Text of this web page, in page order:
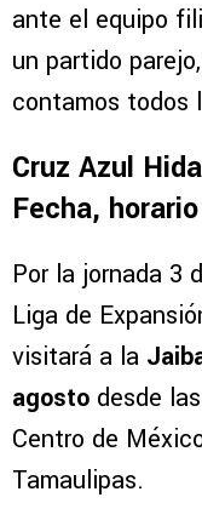
ante el equipo
un partido
contamos todos
Cruz Azul
Fecha,
Por la jornada 3
Liga de
visitará a la
agosto desde las
Centro de
Tamaulipas.